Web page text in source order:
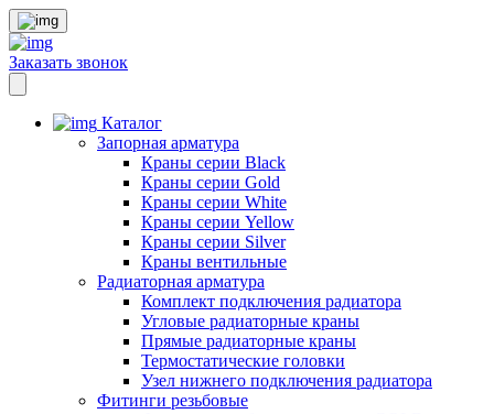
Заказать звонок
Каталог
Запорная арматура
Краны серии Black
Краны серии Gold
Краны серии White
Краны серии Yellow
Краны серии Silver
Краны вентильные
Радиаторная арматура
Комплект подключения радиатора
Угловые радиаторные краны
Прямые радиаторные краны
Термостатические головки
Узел нижнего подключения радиатора
Фитинги резьбовые